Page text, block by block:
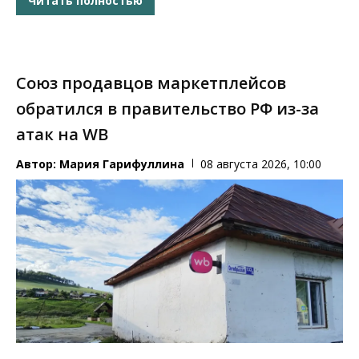
Союз продавцов маркетплейсов
обратился в правительство РФ из-за
атак на WB
Автор: Мария Гарифуллина 08 августа 2026, 10:00